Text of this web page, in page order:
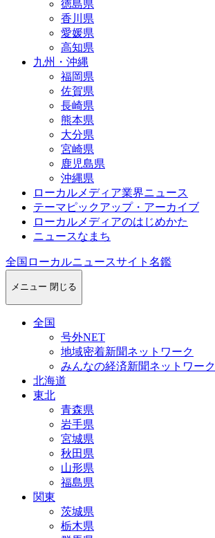
徳島県
香川県
愛媛県
高知県
九州・沖縄
福岡県
佐賀県
長崎県
熊本県
大分県
宮崎県
鹿児島県
沖縄県
ローカルメディア業界ニュース
テーマピックアップ・アーカイブ
ローカルメディアのはじめかた
ニュースなまち
全国ローカルニュースサイト名鑑
メニュー 閉じる
全国
号外NET
地域密着新聞ネットワーク
みんなの経済新聞ネットワーク
北海道
東北
青森県
岩手県
宮城県
秋田県
山形県
福島県
関東
茨城県
栃木県